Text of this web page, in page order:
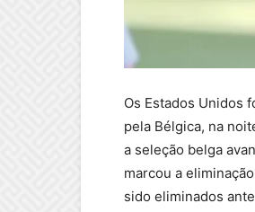
Os Estados Unidos
pela Bélgica, na
a seleção belga
marcou a
sido eliminados